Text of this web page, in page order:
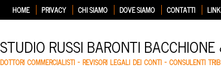
HOME PRIVACY CHI SIAMO DOVE SIAMO CONTATTI LINK
STUDIO RUSSI BARONTI
DOTTORI COMMERCIALISTI – REVISORI LEGALI DEI CONTI – CONSULENTI